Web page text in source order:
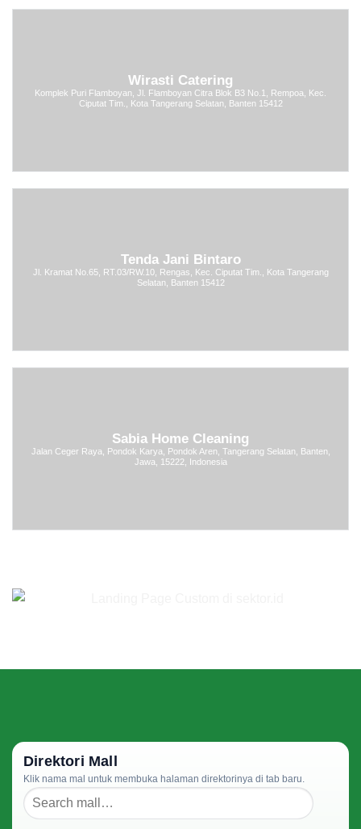
Wirasti Catering
Komplek Puri Flamboyan, Jl. Flamboyan Citra Blok B3 No.1, Rempoa, Kec.
Ciputat Tim., Kota Tangerang Selatan, Banten 15412
Tenda Jani Bintaro
Jl. Kramat No.65, RT.03/RW.10, Rengas, Kec. Ciputat Tim., Kota Tangerang
Selatan, Banten 15412
Sabia Home Cleaning
Jalan Ceger Raya, Pondok Karya, Pondok Aren, Tangerang Selatan, Banten,
Jawa, 15222, Indonesia
Direktori Mall
Klik nama mal untuk membuka halaman direktorinya di tab baru.